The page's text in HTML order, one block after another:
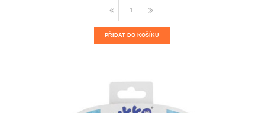
PŘIDAT DO KOŠÍKU